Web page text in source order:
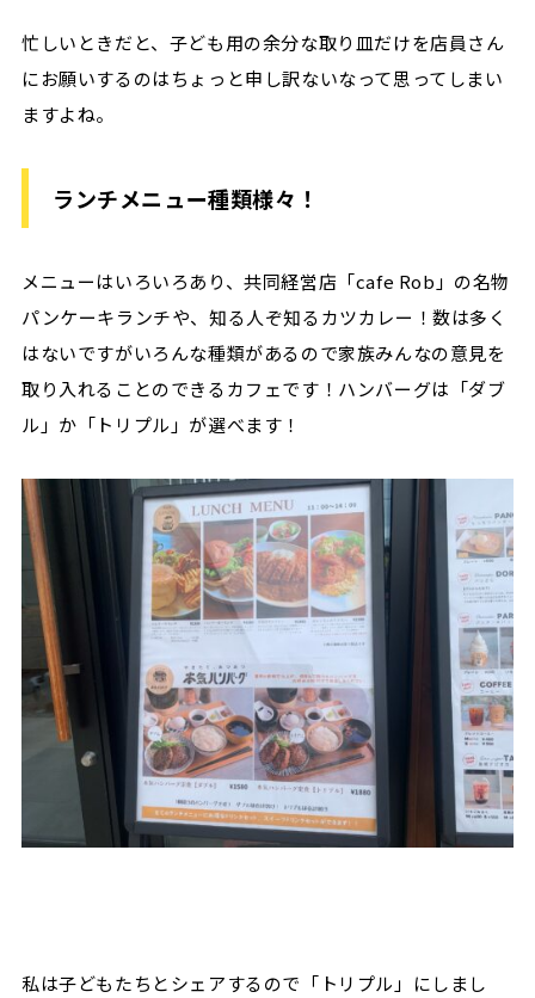
忙しいときだと、子ども用の余分な取り皿だけを店員さん
にお願いするのはちょっと申し訳ないなって思ってしまい
ますよね。
ランチメニュー種類様々！
メニューはいろいろあり、共同経営店「cafe Rob」の名物
パンケーキランチや、知る人ぞ知るカツカレー！数は多く
はないですがいろんな種類があるので家族みんなの意見を
取り入れることのできるカフェです！ハンバーグは「ダブ
ル」か「トリプル」が選べます！
私は子どもたちとシェアするので「トリプル」にしまし